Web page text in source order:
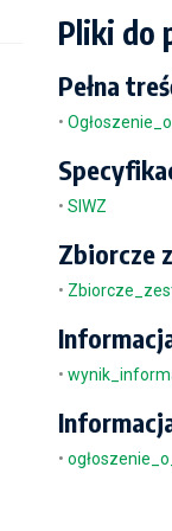
Pliki do
Pełna
•
• SIWZ
Zbiorcze
•
•
•